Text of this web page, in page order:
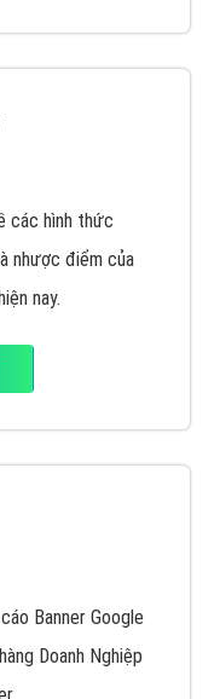
các hình thức
nhược điểm của
nay.
Banner Google
Doanh Nghiệp